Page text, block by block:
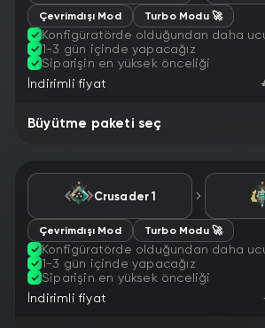
Çevrimdışı Mod Turbo Modu 🚀
Konfigüratörde olduğundan daha
1-3 gün içinde yapacağız
Siparişin en yüksek önceliği
İndirimli fiyat
Büyütme paketi seç
Сrusader 1
Çevrimdışı Mod Turbo Modu 🚀
Konfigüratörde olduğundan daha
1-3 gün içinde yapacağız
Siparişin en yüksek önceliği
İndirimli fiyat